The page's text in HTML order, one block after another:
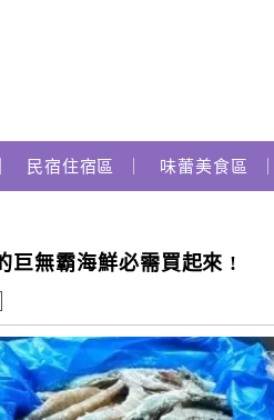
趣民宿住宿區 味蕾美食區
巨無霸海鮮必需買起來 !